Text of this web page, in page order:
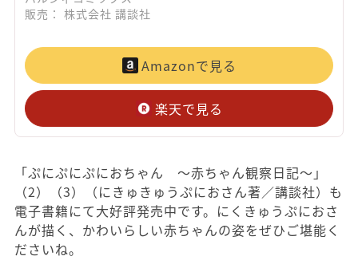
販売： 株式会社 講談社
Amazonで見る
楽天で見る
「ぷにぷにぷにおちゃん ～赤ちゃん観察日記～」
（2）（3）（にきゅきゅうぷにおさん著／講談社）も
電子書籍にて大好評発売中です。にくきゅうぷにおさ
んが描く、かわいらしい赤ちゃんの姿をぜひご堪能く
ださいね。